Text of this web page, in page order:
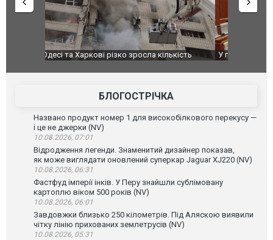
У парламенті Косово прем'єра закидали яйцями
Приїхав
до
зіркового
БЛОГОСТРІЧКА
Названо продукт номер 1 для високобілкового перекусу —
і це не джерки (NV)
10.08.2026, 07:01
Відродження легенди. Знаменитий дизайнер показав,
як може виглядати оновлений суперкар Jaguar XJ220 (NV)
10.08.2026, 06:31
Фастфуд імперії інків. У Перу знайшли сублімовану
картоплю віком 500 років (NV)
10.08.2026, 06:01
Завдовжки близько 250 кілометрів. Під Аляскою виявили
чітку лінію прихованих землетрусів (NV)
10.08.2026, 05:31